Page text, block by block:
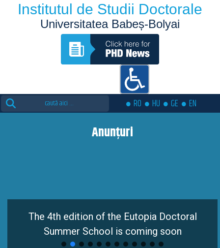
Institutul de Studii Doctorale
Universitatea Babeș-Bolyai
Search
for:
RO HU GE EN
Anunțuri
The 4th edition of the Eutopia Doctoral
Summer School is coming soon